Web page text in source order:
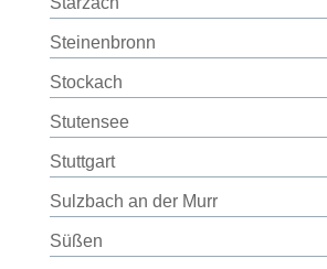
Steinenbronn
Stockach
Stutensee
Stuttgart
Sulzbach an der Murr
Süßen